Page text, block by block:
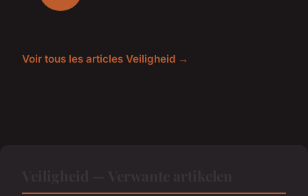
Voir tous les articles Veiligheid →